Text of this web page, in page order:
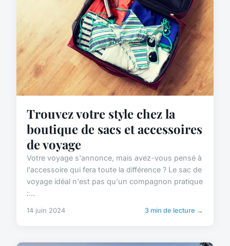
Trouvez votre style chez la
boutique de sacs et accessoires
de voyage
Votre voyage s'annonce, mais avez-vous pensé à
l'accessoire qui fera toute la différence ? Le sac de
voyage idéal n'est pas qu'un compagnon pratique
:...
14 juin 2024 3 min de lecture →